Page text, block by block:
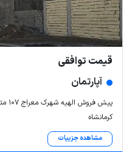
قیمت توافقی
آپارتمان
پیش فروش الهیه شهرک معراج ۱۰۷ متری
کرمانشاه
مشاهده جزییات